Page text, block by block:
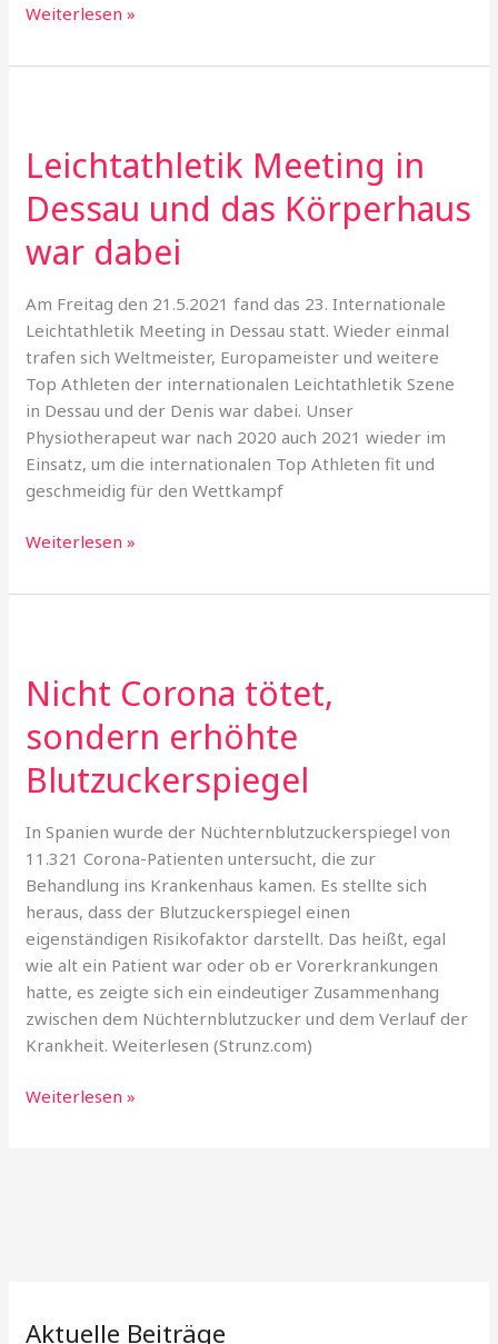
Unsere
in
Malle,
Girona,
Pretzsch,
Spreewald…
Weiterlesen »
Leichtathletik Meeting in
Dessau und das Körperhaus
war dabei
Am Freitag den 21.5.2021 fand das 23. Internationale
Leichtathletik Meeting in Dessau statt. Wieder einmal
trafen sich Weltmeister, Europameister und weitere
Top Athleten der internationalen Leichtathletik Szene
in Dessau und der Denis war dabei. Unser
Physiotherapeut war nach 2020 auch 2021 wieder im
Einsatz, um die internationalen Top Athleten fit und
geschmeidig für den Wettkampf
Leichtathletik
in
Körperhaus
war
dabei
Weiterlesen »
Nicht Corona tötet,
sondern erhöhte
Blutzuckerspiegel
In Spanien wurde der Nüchternblutzuckerspiegel von
11.321 Corona-Patienten untersucht, die zur
Behandlung ins Krankenhaus kamen. Es stellte sich
heraus, dass der Blutzuckerspiegel einen
eigenständigen Risikofaktor darstellt. Das heißt, egal
wie alt ein Patient war oder ob er Vorerkrankungen
hatte, es zeigte sich ein eindeutiger Zusammenhang
zwischen dem Nüchternblutzucker und dem Verlauf der
Krankheit. Weiterlesen (Strunz.com)
Nicht
Weiterlesen »
Aktuelle Beiträge